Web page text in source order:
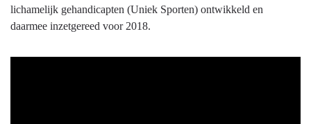
lichamelijk gehandicapten (Uniek Sporten) ontwikkeld en
daarmee inzetgereed voor 2018.